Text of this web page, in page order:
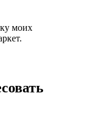
моих